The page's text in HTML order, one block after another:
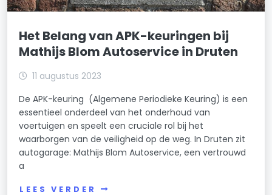
Het Belang van APK-keuringen bij
Mathijs Blom Autoservice in Druten
11 augustus 2023
De APK-keuring (Algemene Periodieke Keuring) is een
essentieel onderdeel van het onderhoud van
voertuigen en speelt een cruciale rol bij het
waarborgen van de veiligheid op de weg. In Druten zit
autogarage: Mathijs Blom Autoservice, een vertrouwd
a
LEES VERDER